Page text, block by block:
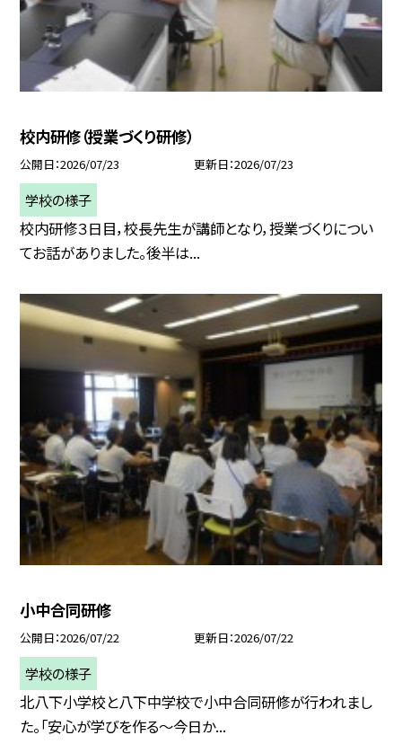
校内研修（授業づくり研修）
公開日 2026/07/23 更新日 2026/07/23
学校の様子
校内研修３日目，校長先生が講師となり，授業づくりについ
てお話がありました。後半は...
小中合同研修
公開日 2026/07/22 更新日 2026/07/22
学校の様子
北八下小学校と八下中学校で小中合同研修が行われまし
た。「安心が学びを作る～今日か...